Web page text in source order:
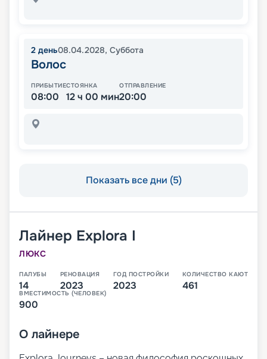
2 день08.04.2028, Суббота
Волос
ПРИБЫТИЕ
08:00
СТОЯНКА
12 ч 00 мин
ОТПРАВЛЕНИЕ
20:00
Показать все дни (5)
Лайнер Explora I
ЛЮКС
ПАЛУБЫ
14
РЕНОВАЦИЯ
2023
ГОД ПОСТРОЙКИ
2023
КОЛИЧЕСТВО КАЮТ
461
ВМЕСТИМОСТЬ (ЧЕЛОВЕК)
900
О лайнере